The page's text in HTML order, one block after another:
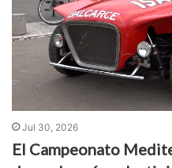
Jul 30, 2026
El Campeonato